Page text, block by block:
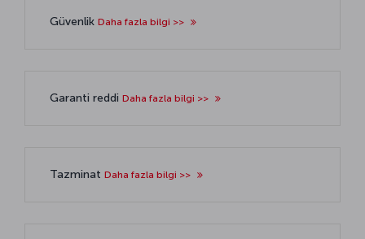
Güvenlik Daha fazla bilgi >>
Garanti reddi Daha fazla bilgi >>
Tazminat Daha fazla bilgi >>